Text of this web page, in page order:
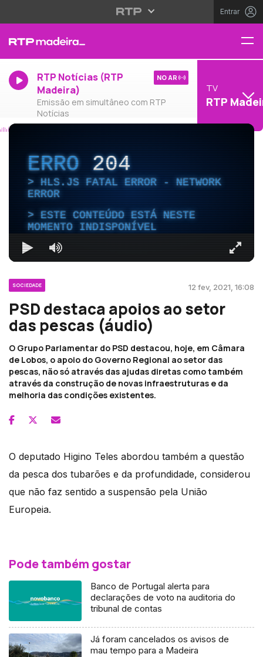
Entrar
RTP Notícias (RTP
Madeira)
Emissão em simultâneo com RTP
Notícias
NO AR
TV
RTP
ERRO204
HLS.JS FATAL ERROR - NETWORK
ERROR
ESTE CONTEÚDO ESTÁ NESTE
MOMENTO INDISPONÍVEL
SOCIEDADE 12 fev, 2021, 16:08
PSD destaca apoios ao setor
das pescas (áudio)
O Grupo Parlamentar do PSD destacou, hoje, em Câmara
de Lobos, o apoio do Governo Regional ao setor das
pescas, não só através das ajudas diretas como também
através da construção de novas infraestruturas e da
melhoria das condições existentes.
O deputado Higino Teles abordou também a questão
da pesca dos tubarões e da profundidade, considerou
que não faz sentido a suspensão pela União
Europeia.
Pode também gostar
Banco de Portugal alerta para
declarações de voto na auditoria do
tribunal de contas
Já foram cancelados os avisos de
mau tempo para a Madeira